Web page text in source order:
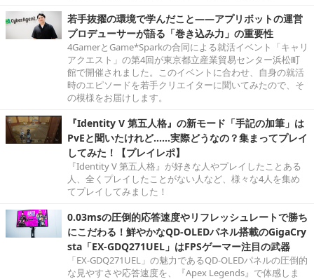
若手抜擢の環境で学んだこと――アプリボットの運営
プロデューサーが語る「巻き込み力」の重要性
4GamerとGame*Sparkの合同による就活イベント「キャリ
アクエスト」の第4回が東京都立産業貿易センター浜松町
館で開催されました。このイベントに合わせ、自身の就活
時のエピソードを若手クリエイターに聞いてみたので、そ
の模様をお届けします。
『Identity V 第五人格』の新モード「手記の加筆」は
PvEと聞いたけれど……実際どうなの？集まってプレイ
してみた！【プレイレポ】
『Identity V 第五人格』が好きな人やプレイしたことある
人、全くプレイしたことがない人など、様々な4人を集め
てプレイしてみました！
0.03msの圧倒的応答速度やリフレッシュレートで勝ち
にこだわる！鮮やかなQD-OLEDパネル搭載のGigaCry
sta「EX-GDQ271UEL」はFPSゲーマー注目の武器
「EX-GDQ271UEL」の魅力であるQD-OLEDパネルの圧倒的
な見やすさや応答速度を、『Apex Legends』で体感しま